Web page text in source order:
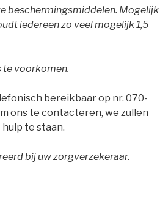
beschermingsmiddelen. Mogelijk
iedereen zo veel mogelijk 1,5
te voorkomen.
bereikbaar op nr. 070-
ons te contacteren, we zullen
te staan.
bij uw zorgverzekeraar.